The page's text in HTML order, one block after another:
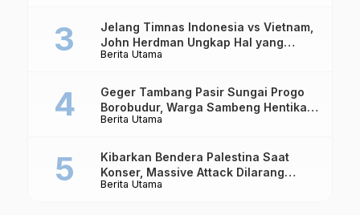
Berita Utama
Jelang Timnas Indonesia vs Vietnam,
John Herdman Ungkap Hal yang
Dipertaruhkan
Berita Utama
Geger Tambang Pasir Sungai Progo
Borobudur, Warga Sambeng Hentikan
Alat Berat dan Usir Truk
Berita Utama
Kibarkan Bendera Palestina Saat
Konser, Massive Attack Dilarang
Masuk Singapura Lagi